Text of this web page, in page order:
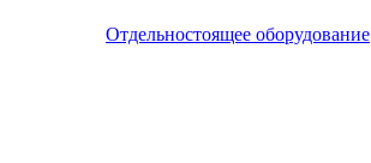
Отдельностоящее оборудование